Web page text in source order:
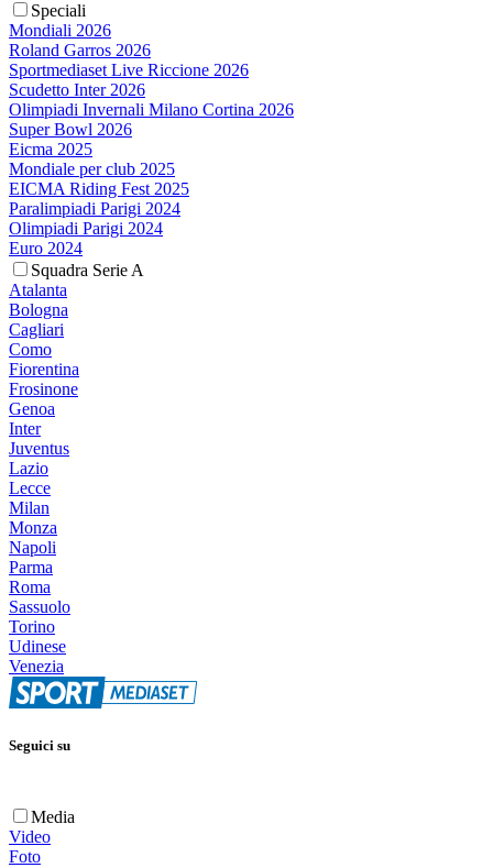
Speciali
Mondiali 2026
Roland Garros 2026
Sportmediaset Live Riccione 2026
Scudetto Inter 2026
Olimpiadi Invernali Milano Cortina 2026
Super Bowl 2026
Eicma 2025
Mondiale per club 2025
EICMA Riding Fest 2025
Paralimpiadi Parigi 2024
Olimpiadi Parigi 2024
Euro 2024
Squadra Serie A
Atalanta
Bologna
Cagliari
Como
Fiorentina
Frosinone
Genoa
Inter
Juventus
Lazio
Lecce
Milan
Monza
Napoli
Parma
Roma
Sassuolo
Torino
Udinese
Venezia
Seguici su
Media
Video
Foto